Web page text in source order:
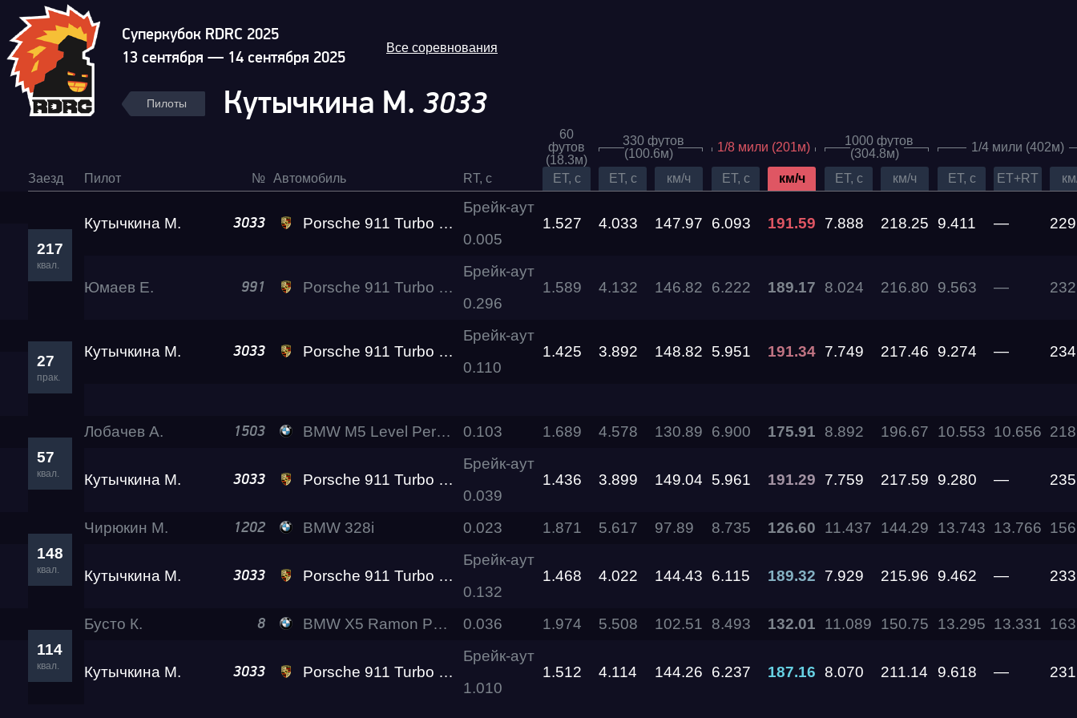
RDRC Юг 6 этап
Evolution
03.10.2026 —
Суперкубок RDRC 2026
RDRC
Racepark
12.09.2026 —
13.09.2026
RDRC 2026 5 этап
Racepark
30.08.2026
Test & Tune Super PRO
RDRC
Racepark
27.08.2026
Test & Tune PRO
RDRC
22.08.2026
Siberia
14.08.2026 —
Суперкубок RDRC 2025
13 сентября — 14 сентября 2025
Все соревнования
Пилоты Кутычкина М. 3033
60
футов
(18.3м)
330 футов
(100.6м)
1/8 мили (201м)
1000 футов
(304.8м)
1/4 мили (402м)
Заезд Пилот № Автомобиль RT, c ET, c ET, c км/ч ET, c км/ч ET, c км/ч ET, c ET+RT
217
квал.
Кутычкина М. 3033 Porsche 911 Turbo S IMBA Gosha Turbo Tech
Брейк-аут
0.005
1.527 4.033 147.97 6.093 191.59 7.888 218.25 9.411 —
Юмаев Е. 991 Porsche 911 Turbo S VAGPLUS
Брейк-аут
0.296
1.589 4.132 146.82 6.222 189.17 8.024 216.80 9.563 —
27
прак.
Кутычкина М. 3033 Porsche 911 Turbo S IMBA Gosha Turbo Tech
Брейк-аут
0.110
1.425 3.892 148.82 5.951 191.34 7.749 217.46 9.274 —
57
квал.
Лобачев А. 1503 BMW M5 Level Performance 0.103 1.689 4.578 130.89 6.900 175.91 8.892 196.67 10.553 10.656
Кутычкина М. 3033 Porsche 911 Turbo S IMBA Gosha Turbo Tech
Брейк-аут
0.039
1.436 3.899 149.04 5.961 191.29 7.759 217.59 9.280 —
148
квал.
Чирюкин М. 1202 BMW 328i 0.023 1.871 5.617 97.89 8.735 126.60 11.437 144.29 13.743 13.766
Кутычкина М. 3033 Porsche 911 Turbo S IMBA Gosha Turbo Tech
Брейк-аут
0.132
1.468 4.022 144.43 6.115 189.32 7.929 215.96 9.462 —
114
квал.
Бусто К. 8 BMW X5 Ramon Performance 0.036 1.974 5.508 102.51 8.493 132.01 11.089 150.75 13.295 13.331
Кутычкина М. 3033 Porsche 911 Turbo S IMBA Gosha Turbo Tech
Брейк-аут
1.010
1.512 4.114 144.26 6.237 187.16 8.070 211.14 9.618 —